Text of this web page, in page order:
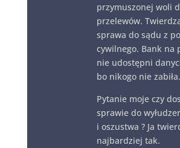
przymuszonej woli
przelewów.
sprawa do sądu z
cywilnego. Bank na
nie udostępni
bo nikogo nie
Pytanie moje czy
sprawie do
i oszustwa ? Ja
najbardziej tak.